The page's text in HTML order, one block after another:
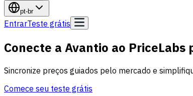
pt-br
EntrarTeste grátis
Conecte a Avantio ao PriceLabs
Sincronize preços guiados pelo mercado e
Comece seu teste grátis